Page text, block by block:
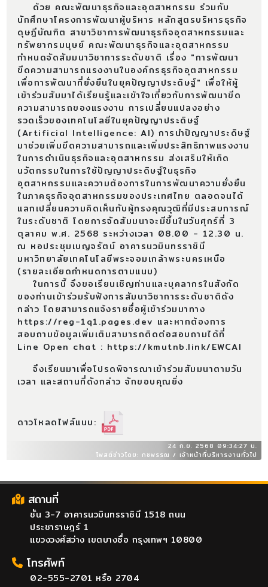
ด้วย คณะพัฒนาธุรกิจและอุตสาหกรรม ร่วมกับ
นักศึกษาโครงการพัฒนาผู้บริหาร หลักสูตรบริหารธุรกิจ
ดุษฎีบัณฑิต สาขาวิชาการพัฒนาธุรกิจอุตสาหกรรมและ
ทรัพยากรมนุษย์ คณะพัฒนาธุรกิจและอุตสาหกรรม
กำหนดจัดสัมมนาวิชาการระดับชาติ เรื่อง "การพัฒนา
ขีดความสามารถแรงงานในองค์กรธุรกิจอุตสาหกรรม
เพื่อการพัฒนาที่ยั่งยืนในยุคปัญญาประดิษฐ์" เพื่อให้ผู้
เข้าร่วมสัมมาได้เรียนรู้และเข้าใจเกี่ยวกับการพัฒนาขีด
ความสามารถของแรงงาน การเปลี่ยนแปลงอย่าง
รวดเร็วของเทคโนโลยีในยุคปัญญาประดิษฐ์
(Artificial Intelligence: AI) การนำปัญญาประดิษฐ์
มาช่วยเพิ่มขีดความสามารถและเพิ่มประสิทธิภาพแรงงาน
ในการดำเนินธุรกิจและอุตสาหกรรม ส่งเสริมให้เกิด
นวัตกรรมในการใช้ปัญญาประดิษฐ์ในธุรกิจ
อุตสาหกรรมและความต้องการในการพัฒนาความยั่งยืน
ในภาคธุรกิจอุตสาหกรรมของประเทศไทย ตลอดจนได้
แลกเปลี่ยนความคิดเห็นกับผู้ทรงคุณวุฒิที่มีประสบการณ์
ในระดับชาติ โดยการจัดสัมมนาจะมีขึ้นในวันศุกร์ที่ 3
ตุลาคม พ.ศ. 2568 ระหว่างเวลา 08.00 - 12.30 น.
ณ หอประชุมเบญจรัตน์ อาคารนวมินทรราชินี
มหาวิทยาลัยเทคโนโลยีพระจอมเกล้าพระนครเหนือ
(รายละเอียดกำหนดการตามแนบ)
ในการนี้ จึงขอเรียนเชิญท่านและบุคลากรในสังกัด
ของท่านเข้าร่วมรับฟังการสัมนาวิชาการระดับชาติดัง
กล่าว โดยสามารถแจ้งรายชื่อผู้เข้าร่วมมาทาง
https://reg-1q1.pages.dev และหากต้องการ
สอบถามข้อมูลเพิ่มเติมสามารถติดต่อสอบถามได้ที่
Line Open chat : https://kmutnb.link/EWCAI
จึงเรียนมาเพื่อโปรดพิจารณาเข้าร่วมสัมมนาตามวัน
เวลา และสถานที่ดังกล่าว จักขอบคุณยิ่ง
ดาวโหลดไฟล์แนบ:
24 ก.ย. 2568 09:34:27 น.
โพสต์ข่าวโดย: กชพรรณ / เจ้าหน้าที่บริหารงานทั่วไป
สถานที่
ชั้น 3-7 อาคารนวมินทรราชินี 1518 ถนน
ประชาราษฎร์ 1
แขวงวงศ์สว่าง เขตบางซื่อ กรุงเทพฯ 10800
โทรศัพท์
02-555-2701 หรือ 2704